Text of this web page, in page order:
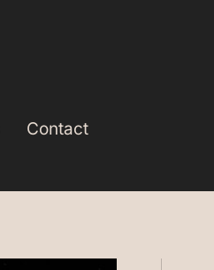
Contact